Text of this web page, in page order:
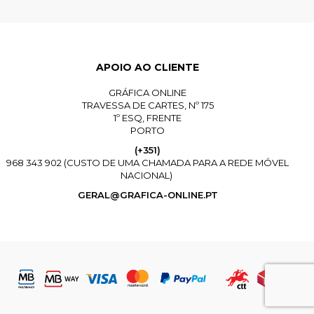
APOIO AO CLIENTE
GRÁFICA ONLINE
TRAVESSA DE CARTES, Nº 175
1º ESQ, FRENTE
PORTO
(+351)
968 343 902 (CUSTO DE UMA CHAMADA PARA A REDE MÓVEL
NACIONAL)
GERAL@GRAFICA-ONLINE.PT